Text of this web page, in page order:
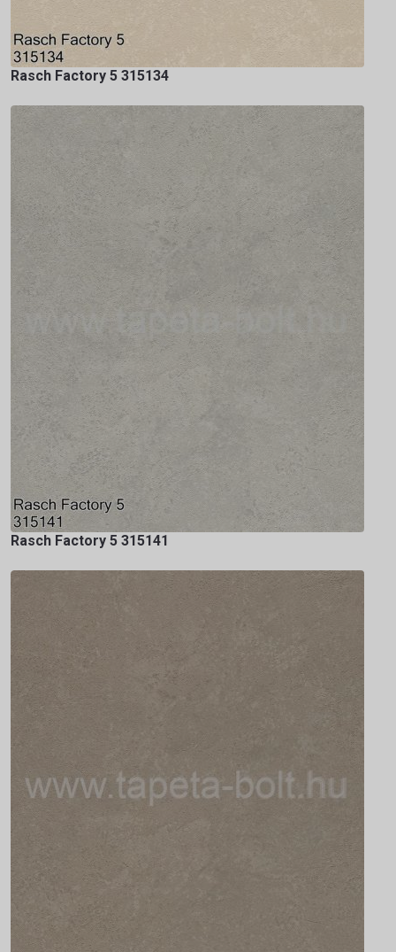
Rasch Factory 5 315134
Rasch Factory 5 315141